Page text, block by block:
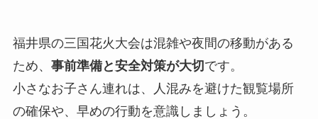
福井県の三国花火大会は混雑や夜間の移動がある
ため、 事前準備と安全対策が大切です。
小さなお子さん連れは、人混みを避けた観覧場所
の確保や、早めの行動を意識しましょう。